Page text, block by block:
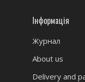
Інформація
Журнал
About us
Delivery and